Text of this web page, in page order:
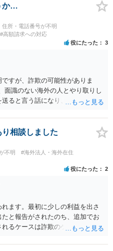
か…
住所・電話番号が不明
#高額請求への対応
役にたった 3
すが、詐欺の可能性がありま
面識のない海外の人とやり取りし
ると言う話になり、通関料等の
まったとしても、職場まで特定す
、支払いと解雇の関連性は考え
な言葉をもって支払わせようとす
ないかと思われます。 よほど相
いをしないようにした方がよい
相談しました
不明
#海外法人・海外在住
役にたった 2
ます。最初に少しの利益を出さ
と報告がされたのち、追加でお
るケースは詐欺のケースで非常
しょう。 ただ、こうした類型の